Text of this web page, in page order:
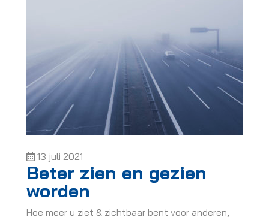
13 juli 2021
Beter zien en gezien
worden
Hoe meer u ziet & zichtbaar bent voor anderen,